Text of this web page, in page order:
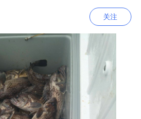
关注